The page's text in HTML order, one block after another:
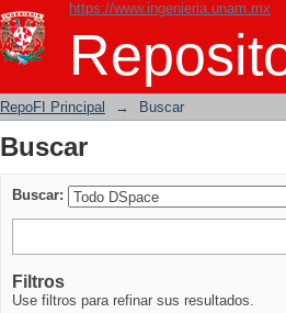
https://www.ingenieria.unam.mx
Buscar
RepoFI Principal → Buscar
Buscar
Buscar:
Filtros
Use filtros para refinar sus resultados.